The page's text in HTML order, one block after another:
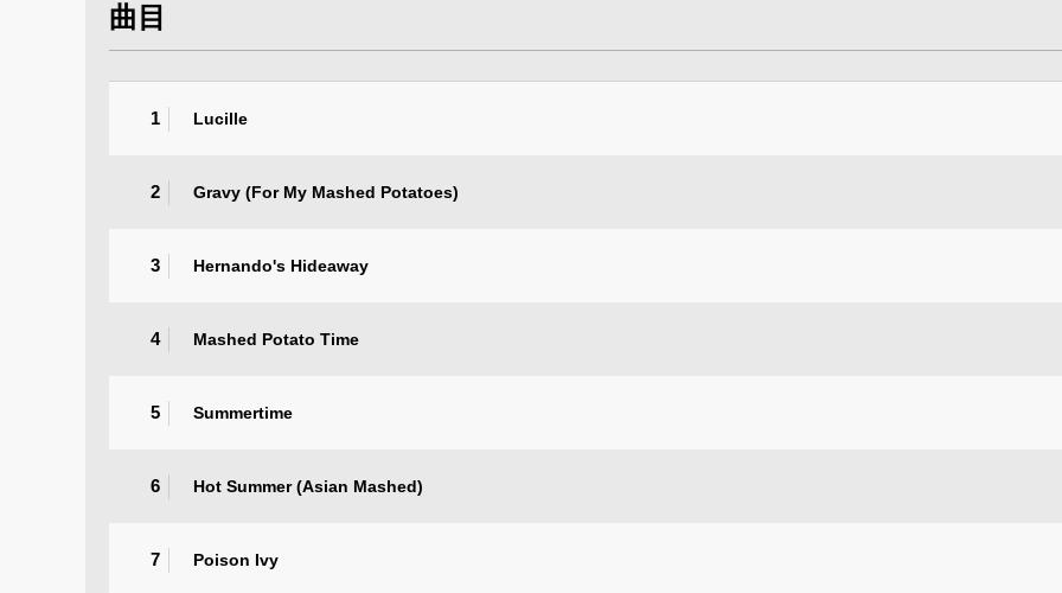
曲目
1 Lucille
2 Gravy (For My Mashed Potatoes)
3 Hernando's Hideaway
4 Mashed Potato Time
5 Summertime
6 Hot Summer (Asian Mashed)
7 Poison Ivy